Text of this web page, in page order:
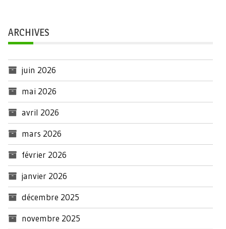
ARCHIVES
juin 2026
mai 2026
avril 2026
mars 2026
février 2026
janvier 2026
décembre 2025
novembre 2025